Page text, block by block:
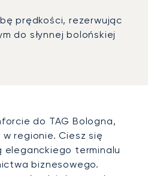
prędkości, rezerwując
do słynnej bolońskiej
do TAG Bologna,
regionie. Ciesz się
terminalu
biznesowego.